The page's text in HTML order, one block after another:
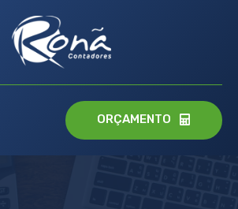
ORÇAMENTO